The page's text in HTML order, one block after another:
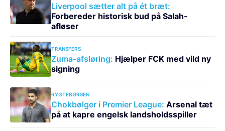
Liverpool sætter alt på ét bræt:
Forbereder historisk bud på Salah-
afløser
TRANSFERS
Zuma-afsløring: Hjælper FCK med vild ny
signing
RYGTEBØRSEN
Chokbølger i Premier League: Arsenal tæt
på at kapre engelsk landsholdsspiller